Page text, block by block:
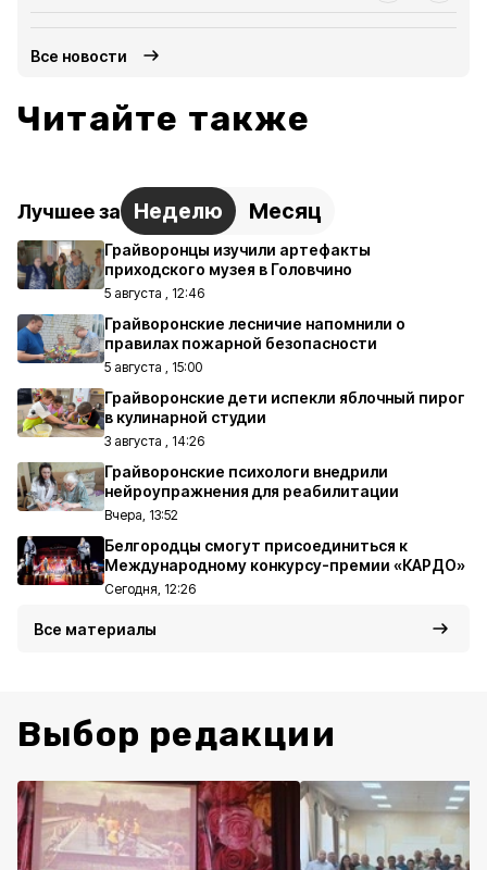
Все новости
Читайте также
Лучшее за Неделю Месяц
Грайворонцы изучили артефакты
приходского музея в Головчино
5 августа , 12:46
Грайворонские лесничие напомнили о
правилах пожарной безопасности
5 августа , 15:00
Грайворонские дети испекли яблочный пирог
в кулинарной студии
3 августа , 14:26
Грайворонские психологи внедрили
нейроупражнения для реабилитации
Вчера, 13:52
Белгородцы смогут присоединиться к
Международному конкурсу-премии «КАРДО»
Сегодня, 12:26
Все материалы
Выбор редакции